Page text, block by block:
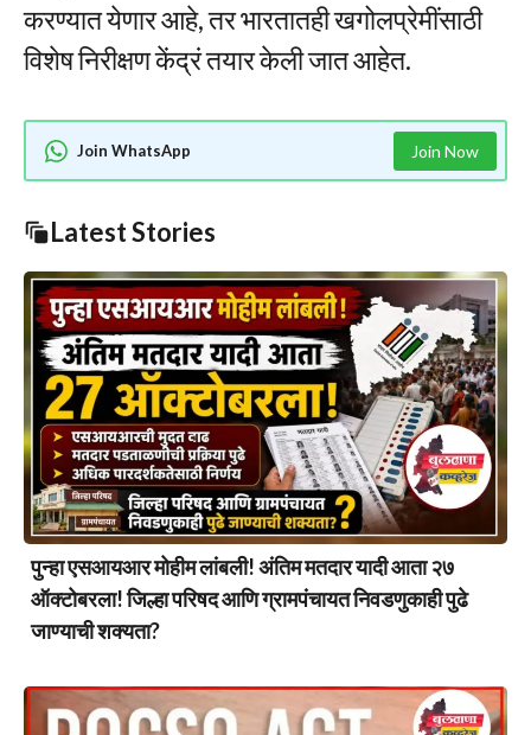
करण्यात येणार आहे, तर भारतातही खगोलप्रेमींसाठी
विशेष निरीक्षण केंद्रं तयार केली जात आहेत.
Join WhatsApp Join Now
Latest Stories
पुन्हा एसआयआर मोहीम लांबली! अंतिम मतदार यादी आता २७
ऑक्टोबरला! जिल्हा परिषद आणि ग्रामपंचायत निवडणुकाही पुढे
जाण्याची शक्यता?